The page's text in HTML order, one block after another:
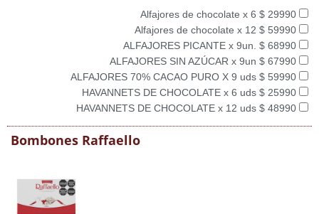
Alfajores de chocolate x 6 $ 29990
Alfajores de chocolate x 12 $ 59990
ALFAJORES PICANTE x 9un. $ 68990
ALFAJORES SIN AZÚCAR x 9un $ 67990
ALFAJORES 70% CACAO PURO X 9 uds $ 59990
HAVANNETS DE CHOCOLATE x 6 uds $ 25990
HAVANNETS DE CHOCOLATE x 12 uds $ 48990
Bombones Raffaello